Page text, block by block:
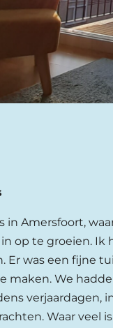
in Amersfoort,
op te groeien. Ik
Er was een fijne
maken. We
verjaardagen,
Waar veel